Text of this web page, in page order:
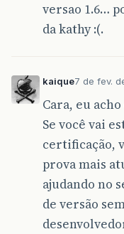
versao 1.6…
da kathy :(.
kaique7 de fev.
Cara, eu
Se você vai
certificação,
prova mais
ajudando no
de versão